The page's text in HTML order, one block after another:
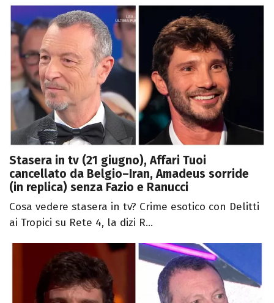
Stasera in tv (21 giugno), Affari Tuoi
cancellato da Belgio–Iran, Amadeus sorride
(in replica) senza Fazio e Ranucci
Cosa vedere stasera in tv? Crime esotico con Delitti
ai Tropici su Rete 4, la dizi R...